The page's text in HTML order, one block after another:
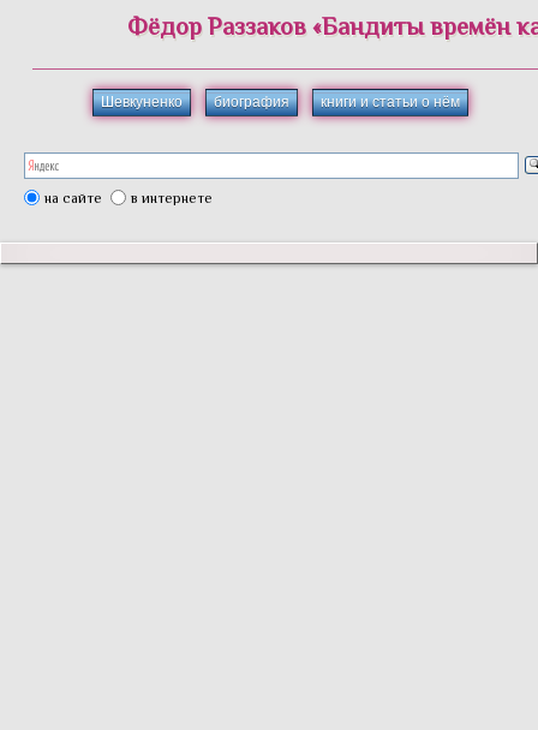
Фёдор Раззаков«Бандиты времён
Шевкуненко биография книги и статьи о нём
на сайте в интернете